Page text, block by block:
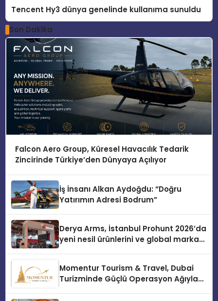
Tencent Hy3 dünya genelinde kullanıma sunuldu
Son Dakika
Falcon Aero Group, Küresel Havacılık Tedarik
Zincirinde Türkiye’den Dünyaya Açılıyor
İş İnsanı Alkan Aydoğdu: “Doğru
Yatırımın Adresi Bodrum”
Derya Arms, İstanbul Prohunt 2026’da
yeni nesil ürünlerini ve global marka
Momentur Tourism & Travel, Dubai
Turizminde Güçlü Operasyon Ağıyla